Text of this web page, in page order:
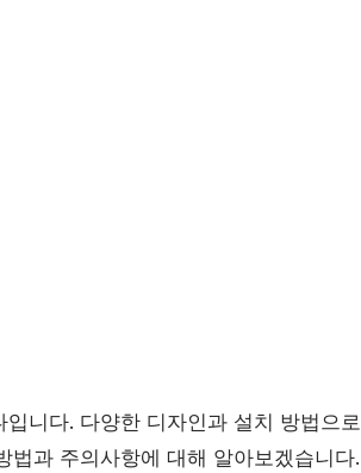
니다. 다양한 디자인과 설치 방법으로
법과 주의사항에 대해 알아보겠습니다.